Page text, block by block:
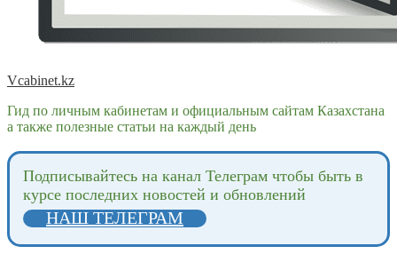
Vcabinet.kz
Гид по личным кабинетам и официальным сайтам Казахстана
а также полезные статьи на каждый день
Подпиcывайтесь на канал Телеграм чтобы быть в
курсе последних новостей и обновлений
НАШ ТЕЛЕГРАМ